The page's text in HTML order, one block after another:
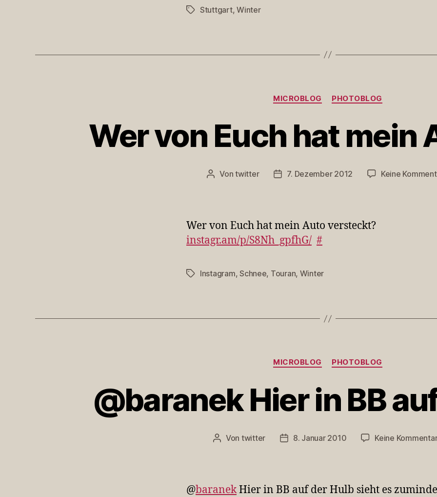
Schlagwörter
Stuttgart,Winter
Kategorien
MICROBLOG PHOTOBLOG
Wer von Euch hat mein
Beitragsautor
Vontwitter Veröffentlichungsdatum
7. Dezember 2012 Keine
Wer von Euch hat mein Auto versteckt?
instagr.am/p/S8Nh_gpfhG/ #
Schlagwörter
Instagram,Schnee, Touran, Winter
Kategorien
MICROBLOG PHOTOBLOG
@baranek Hier in BB
Beitragsautor
Von twitter Veröffentlichungsdatum
8. Januar 2010 Keine
@baranekHier in BB auf der Hulb sieht es